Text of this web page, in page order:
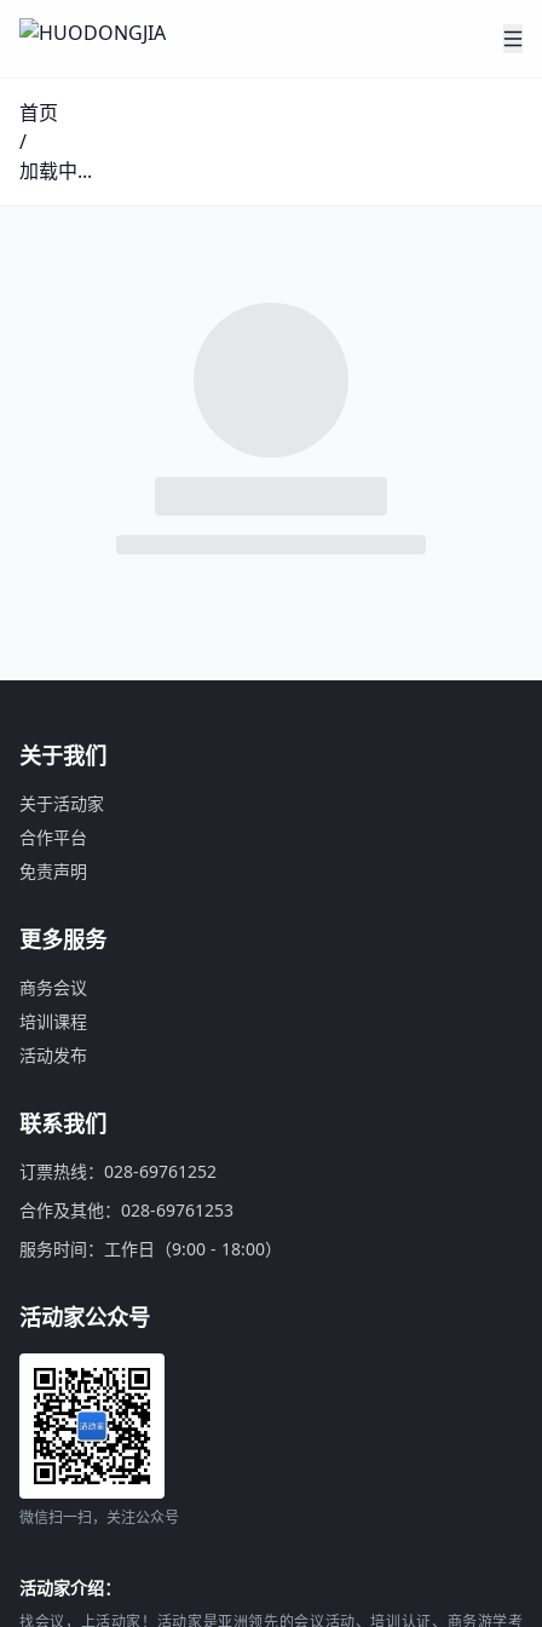
首页
/
加载中...
关于我们
关于活动家
合作平台
免责声明
更多服务
商务会议
培训课程
活动发布
联系我们
订票热线：028-69761252
合作及其他：028-69761253
服务时间：工作日（9:00 - 18:00）
活动家公众号
微信扫一扫，关注公众号
活动家介绍：
找会议，上活动家！活动家是亚洲领先的会议活动、培训认证、商务游学考